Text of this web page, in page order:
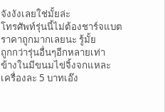
จังงังเลยใช่มั้ยล่ะ
โทรศัพท์รุ่นนี้ไม่ต้องชาร์จแบต
ราคาถูกมากเลยนะ รู้มั้ย
ถูกกว่ารุ่นอื่นๆอีกหลายเท่า
ข้างในมีขนมไข่จิ้งจกแหละ
เครื่องละ 5 บาทเอ๊ง